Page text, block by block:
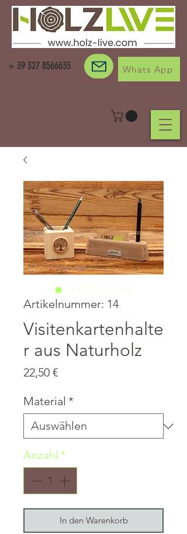
+ 39 327 8566635 Whats App
Artikelnummer: 14
Visitenkartenhalte
r aus Naturholz
22,50 €Preis
Material *
Anzahl *
In den Warenkorb